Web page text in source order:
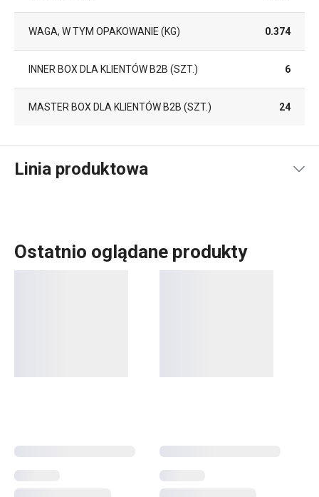
WAGA, W TYM OPAKOWANIE (KG) 0.374
INNER BOX DLA KLIENTÓW B2B (SZT.) 6
MASTER BOX DLA KLIENTÓW B2B (SZT.) 24
Linia produktowa
Ostatnio oglądane produkty